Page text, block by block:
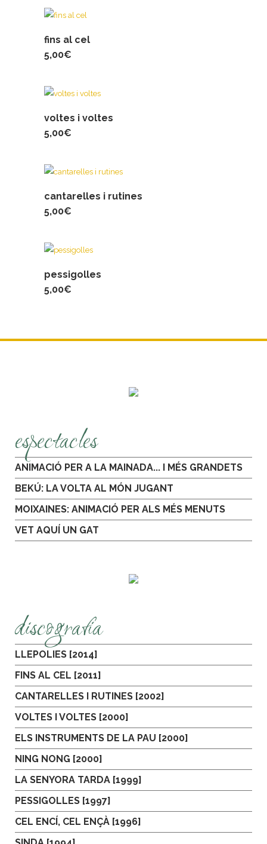
fins al cel
5,00€
voltes i voltes
5,00€
cantarelles i rutines
5,00€
pessigolles
5,00€
espectacles
ANIMACIÓ PER A LA MAINADA... I MÉS GRANDETS
BEKÚ: LA VOLTA AL MÓN JUGANT
MOIXAINES: ANIMACIÓ PER ALS MÉS MENUTS
VET AQUÍ UN GAT
discografia
LLEPOLIES [2014]
FINS AL CEL [2011]
CANTARELLES I RUTINES [2002]
VOLTES I VOLTES [2000]
ELS INSTRUMENTS DE LA PAU [2000]
NING NONG [2000]
LA SENYORA TARDA [1999]
PESSIGOLLES [1997]
CEL ENCÍ, CEL ENÇÀ [1996]